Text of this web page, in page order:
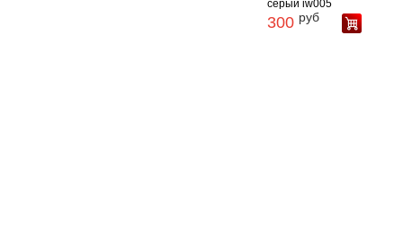
серый iw005
300 руб